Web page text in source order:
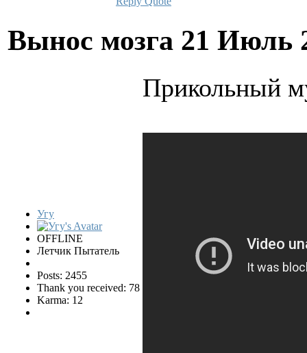
Вынос мозга 21 Июль
Угу
OFFLINE
Летчик Пытатель
Posts: 2455
Thank you received: 78
Karma: 12
Прикольный